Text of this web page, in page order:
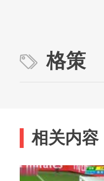
格策
相关内容